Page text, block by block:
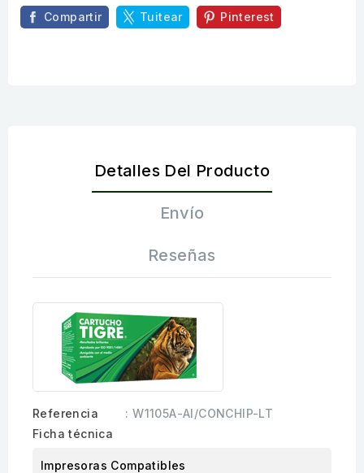
Compartir Tuitear Pinterest
Detalles Del Producto
Envío
Reseñas
Referencia
: W1105A-AI/CONCHIP-LT
Ficha técnica
Impresoras Compatibles